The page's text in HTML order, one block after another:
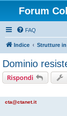
Forum
FAQ
Indice Strutture
Dominio
Rispondi
cta@ctanet.it